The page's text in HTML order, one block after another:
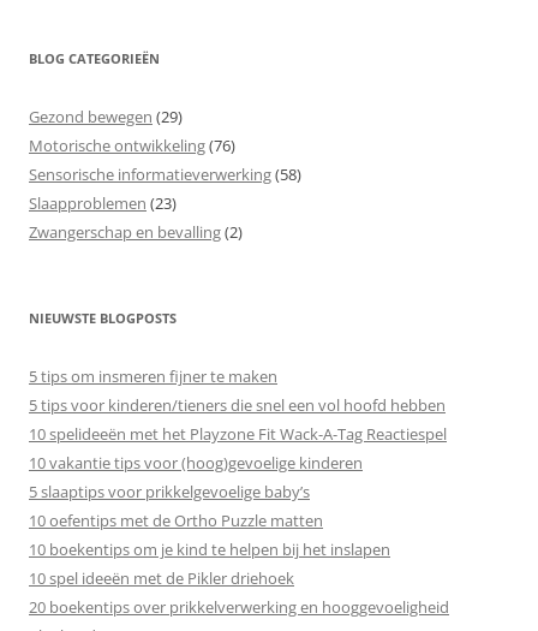
BLOG CATEGORIEËN
Gezond bewegen (29)
Motorische ontwikkeling(76)
Sensorische informatieverwerking(58)
Slaapproblemen (23)
Zwangerschap en bevalling(2)
NIEUWSTE BLOGPOSTS
5 tips om insmeren fijner te maken
5 tips voor kinderen/tieners die snel een vol hoofd hebben
10 spelideeën met het Playzone Fit Wack-A-Tag Reactiespel
10 vakantie tips voor (hoog)gevoelige kinderen
5 slaaptips voor prikkelgevoelige baby’s
10 oefentips met de Ortho Puzzle matten
10 boekentips om je kind te helpen bij het inslapen
10 spel ideeën met de Pikler driehoek
20 boekentips over prikkelverwerking en hooggevoeligheid